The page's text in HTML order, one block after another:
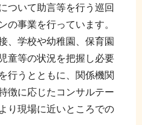
ついて助言等を行う巡回
の事業を行っています。
、学校や幼稚園、保育園
童等の状況を把握し必要
行うとともに、関係機関
徴に応じたコンサルテー
り現場に近いところでの